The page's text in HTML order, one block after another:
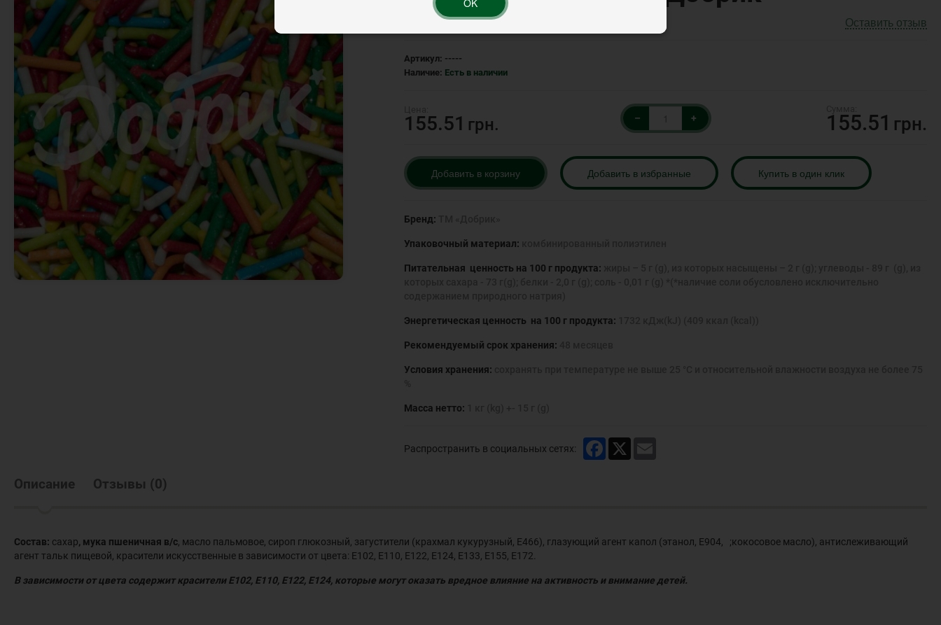
Оставить отзыв
Артикул: -----
Наличие: Есть в наличии
155.51 грн. – + 155.51 грн.
Добавить в корзину Добавить в избранные Купить в один клик
Бренд:
Упаковочный материал:
Питательная ценность на 100 г продукта:
Энергетическая ценность на 100 г продукта:
Рекомендуемый срок хранения:
Условия хранения:
Масса нетто:
Распространить в социальных сетях: Facebook
Описание Отзывы (0)
Состав: сахар, мука пшеничная в/с , масло пальмовое, сироп глюкозный, загустители (крахмал кукурузный, Е466), глазующий агент капол (этанол, Е904, ;кокосовое масло), антислеживающий
агент тальк пищевой, красители искусственные в зависимости от цвета: Е102, Е110, Е122, Е124, Е133, Е155, Е172.
В зависимости от цвета содержит красители Е102, Е110, Е122, Е124, которые могут оказать вредное влияние на активность и внимание детей.